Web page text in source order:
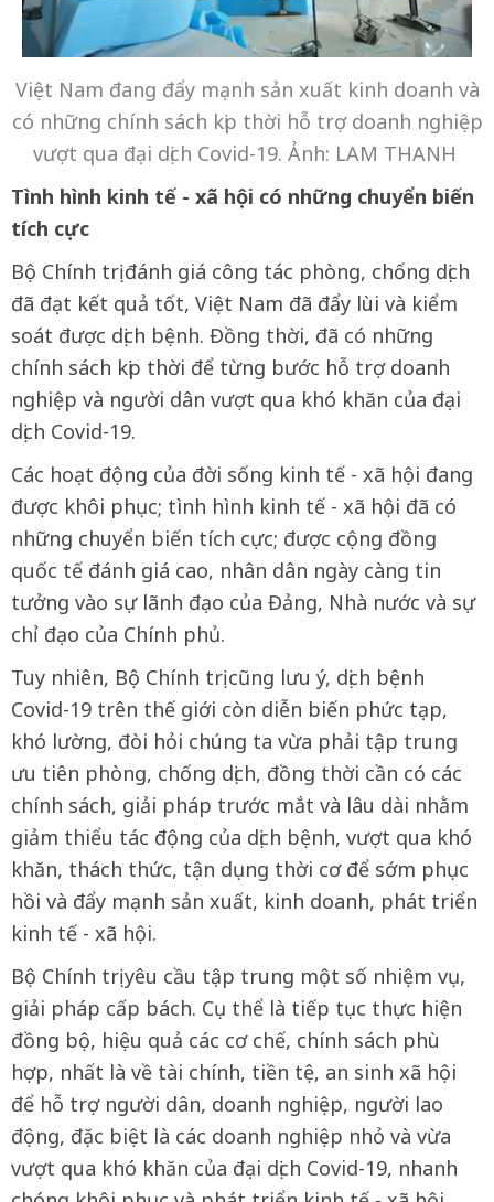
Việt Nam đang đẩy mạnh sản xuất kinh doanh và
có những chính sách kịp thời hỗ trợ doanh nghiệp
vượt qua đại dịch Covid-19. Ảnh: LAM THANH
Tình hình kinh tế - xã hội có những chuyển biến
tích cực
Bộ Chính trị đánh giá công tác phòng, chống dịch
đã đạt kết quả tốt, Việt Nam đã đẩy lùi và kiểm
soát được dịch bệnh. Đồng thời, đã có những
chính sách kịp thời để từng bước hỗ trợ doanh
nghiệp và người dân vượt qua khó khăn của đại
dịch Covid-19.
Các hoạt động của đời sống kinh tế - xã hội đang
được khôi phục; tình hình kinh tế - xã hội đã có
những chuyển biến tích cực; được cộng đồng
quốc tế đánh giá cao, nhân dân ngày càng tin
tưởng vào sự lãnh đạo của Đảng, Nhà nước và sự
chỉ đạo của Chính phủ.
Tuy nhiên, Bộ Chính trị cũng lưu ý, dịch bệnh
Covid-19 trên thế giới còn diễn biến phức tạp,
khó lường, đòi hỏi chúng ta vừa phải tập trung
ưu tiên phòng, chống dịch, đồng thời cần có các
chính sách, giải pháp trước mắt và lâu dài nhằm
giảm thiểu tác động của dịch bệnh, vượt qua khó
khăn, thách thức, tận dụng thời cơ để sớm phục
hồi và đẩy mạnh sản xuất, kinh doanh, phát triển
kinh tế - xã hội.
Bộ Chính trị yêu cầu tập trung một số nhiệm vụ,
giải pháp cấp bách. Cụ thể là tiếp tục thực hiện
đồng bộ, hiệu quả các cơ chế, chính sách phù
hợp, nhất là về tài chính, tiền tệ, an sinh xã hội
để hỗ trợ người dân, doanh nghiệp, người lao
động, đặc biệt là các doanh nghiệp nhỏ và vừa
vượt qua khó khăn của đại dịch Covid-19, nhanh